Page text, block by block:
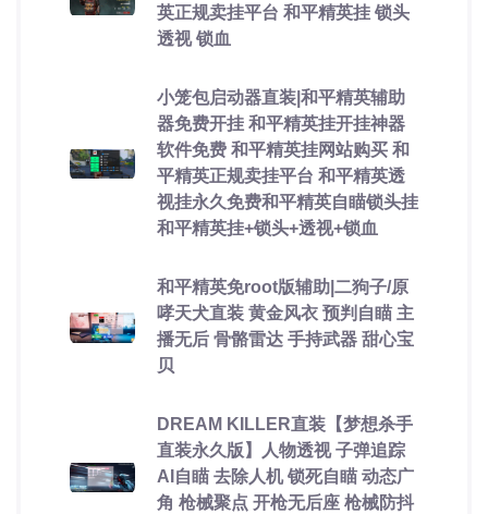
英正规卖挂平台 和平精英挂 锁头
透视 锁血
小笼包启动器直装|和平精英辅助
器免费开挂 和平精英挂开挂神器
软件免费 和平精英挂网站购买 和
平精英正规卖挂平台 和平精英透
视挂永久免费和平精英自瞄锁头挂
和平精英挂+锁头+透视+锁血
和平精英免root版辅助|二狗子/原
哮天犬直装 黄金风衣 预判自瞄 主
播无后 骨骼雷达 手持武器 甜心宝
贝
DREAM KILLER直装【梦想杀手
直装永久版】人物透视 子弹追踪
AI自瞄 去除人机 锁死自瞄 动态广
角 枪械聚点 开枪无后座 枪械防抖